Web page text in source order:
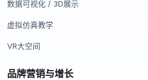
数据可视化 / 3D展示
虚拟仿真教学
VR大空间
品牌营销与增长